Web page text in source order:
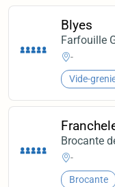
Blyes
Farfouille
-
Vide-
Brocante
-
Brocante